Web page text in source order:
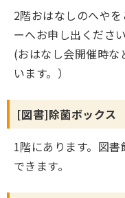
2階おはなしのへや
ーへお申し出ください
(おはなし会開催時な
います。）
[図書]除菌ボックス
1階にあります。図
できます。